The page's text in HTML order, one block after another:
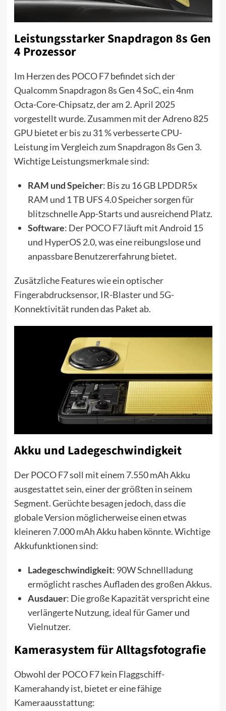
Leistungsstarker Snapdragon 8s Gen
4 Prozessor
Im Herzen des POCO F7 befindet sich der
Qualcomm Snapdragon 8s Gen 4 SoC, ein 4nm
Octa-Core-Chipsatz, der am 2. April 2025
vorgestellt wurde. Zusammen mit der Adreno 825
GPU bietet er bis zu 31 % verbesserte CPU-
Leistung im Vergleich zum Snapdragon 8s Gen 3.
Wichtige Leistungsmerkmale sind:
RAM und Speicher: Bis zu 16 GB LPDDR5x
RAM und 1 TB UFS 4.0 Speicher sorgen für
blitzschnelle App-Starts und ausreichend Platz.
Software: Der POCO F7 läuft mit Android 15
und HyperOS 2.0, was eine reibungslose und
anpassbare Benutzererfahrung bietet.
Zusätzliche Features wie ein optischer
Fingerabdrucksensor, IR-Blaster und 5G-
Konnektivität runden das Paket ab.
Akku und Ladegeschwindigkeit
Der POCO F7 soll mit einem 7.550 mAh Akku
ausgestattet sein, einer der größten in seinem
Segment. Gerüchte besagen jedoch, dass die
globale Version möglicherweise einen etwas
kleineren 7.000 mAh Akku haben könnte. Wichtige
Akkufunktionen sind:
Ladegeschwindigkeit: 90W Schnellladung
ermöglicht rasches Aufladen des großen Akkus.
Ausdauer: Die große Kapazität verspricht eine
verlängerte Nutzung, ideal für Gamer und
Vielnutzer.
Kamerasystem für Alltagsfotografie
Obwohl der POCO F7 kein Flaggschiff-
Kamerahandy ist, bietet er eine fähige
Kameraausstattung: